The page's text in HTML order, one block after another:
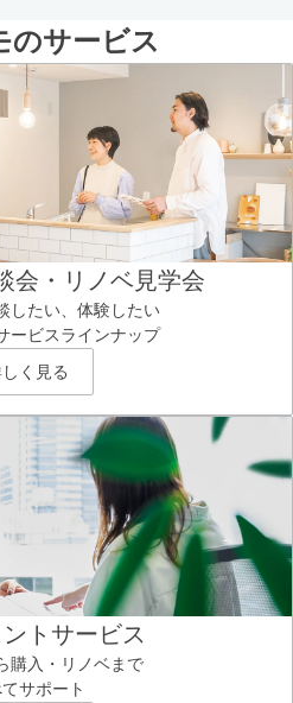
のサービス
会・リノベ見学会
したい、体験したい
ービスラインナップ
く見る
トサービス
購入・リノベまで
サポート